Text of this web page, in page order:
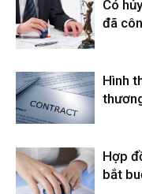
Có
đã
Hình
Hợp
bắt